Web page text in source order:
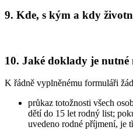
9. Kde, s kým a kdy
10. Jaké doklady je nutné
K řádně vyplněnému formuláři
průkaz totožnosti všech
dětí do 15 let rodný list;
uvedeno rodné příjmení, je